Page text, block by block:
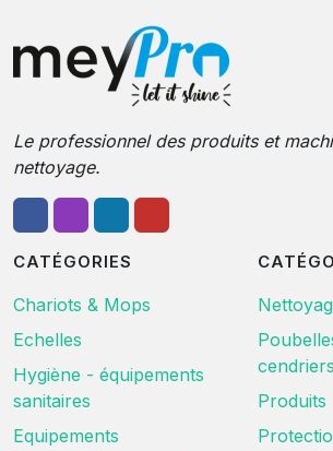
Le professionnel des produits et
nettoyage.
CATÉGORIES
Chariots & Mops
Echelles
Hygiène - équipements
sanitaires
Equipements
cendriers
Produits